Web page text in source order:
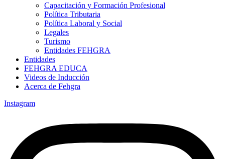
Capacitación y Formación Profesional
Política Tributaria
Política Laboral y Social
Legales
Turismo
Entidades FEHGRA
Entidades
FEHGRA EDUCA
Videos de Inducción
Acerca de Fehgra
Instagram